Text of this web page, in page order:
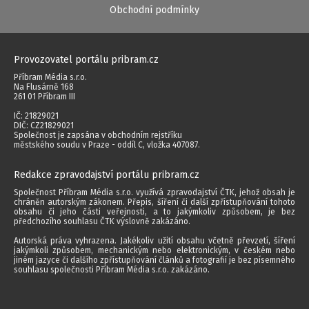
Obchodní podmínky
Provozovatel portálu pribram.cz
Příbram Média s.r.o.
Na Flusárně 168
261 01 Příbram III
IČ: 21829021
DIČ: CZ21829021
Společnost je zapsána v obchodním rejstříku
městského soudu v Praze - oddíl C, vložka 407087.
Redakce zpravodajství portálu pribram.cz
Společnost Příbram Média s.r.o. využívá zpravodajství ČTK, jehož obsah je
chráněn autorským zákonem. Přepis, šíření či další zpřístupňování tohoto
obsahu či jeho části veřejnosti, a to jakýmkoliv způsobem, je bez
předchozího souhlasu ČTK výslovně zakázáno.
Autorská práva vyhrazena. Jakékoliv užití obsahu včetně převzetí, šíření
jakýmkoli způsobem, mechanickým nebo elektronickým, v českém nebo
jiném jazyce či dalšího zpřístupňování článků a fotografií je bez písemného
souhlasu společnosti Příbram Média s.r.o. zakázáno.